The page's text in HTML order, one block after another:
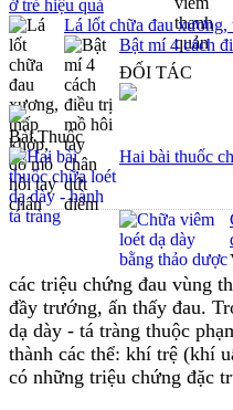
ở trẻ hiệu quả
Lá lốt chữa đau xương,
Bật mí 4 cách
ĐỐI TÁC
Bài Thuốc
Hai bài thuốc
các triệu chứng đau vùng
đầy trướng, ấn thấy đau.
dạ dày - tá tràng thuộc
thành các thể: khí trệ (khí
có những triệu chứng đặc